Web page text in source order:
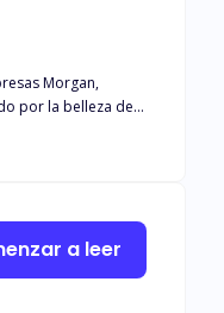
Morgan,
por la belleza de
de su zapato, lo
a leer